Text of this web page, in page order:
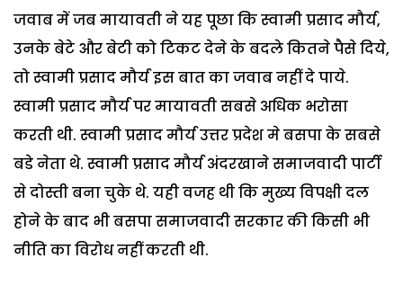
जवाब में जब मायावती ने यह पूछा कि स्वामी प्रसाद मौर्य,
उनके बेटे और बेटी को टिकट देने के बदले कितने पैसे दिये,
तो स्वामी प्रसाद मौर्य इस बात का जवाब नहीं दे पाये.
स्वामी प्रसाद मौर्य पर मायावती सबसे अधिक भरोसा
करती थी. स्वामी प्रसाद मौर्य उत्तर प्रदेश मे बसपा के सबसे
बडे नेता थे. स्वामी प्रसाद मौर्य अंदरखाने समाजवादी पार्टी
से दोस्ती बना चुके थे. यही वजह थी कि मुख्य विपक्षी दल
होने के बाद भी बसपा समाजवादी सरकार की किसी भी
नीति का विरोध नहीं करती थी.